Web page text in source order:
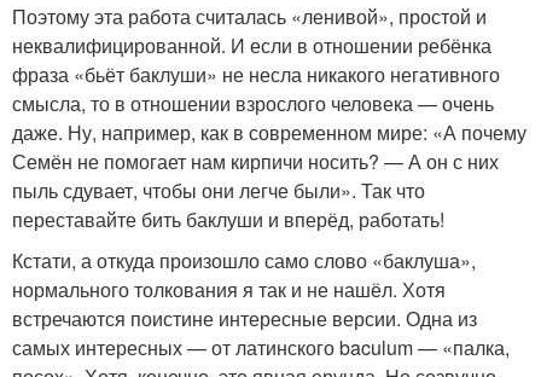
Поэтому эта работа считалась «ленивой», простой и
неквалифицированной. И если в отношении ребёнка
фраза «бьёт баклуши» не несла никакого негативного
смысла, то в отношении взрослого человека — очень
даже. Ну, например, как в современном мире: «А почему
Семён не помогает нам кирпичи носить? — А он с них
пыль сдувает, чтобы они легче были». Так что
переставайте бить баклуши и вперёд, работать!
Кстати, а откуда произошло само слово «баклуша»,
нормального толкования я так и не нашёл. Хотя
встречаются поистине интересные версии. Одна из
самых интересных — от латинского baculum — «палка,